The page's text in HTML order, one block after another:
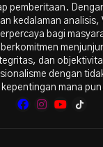
pemberitaan.
kedalaman analisis,
bagi
dan
dengan
kepentingan mana